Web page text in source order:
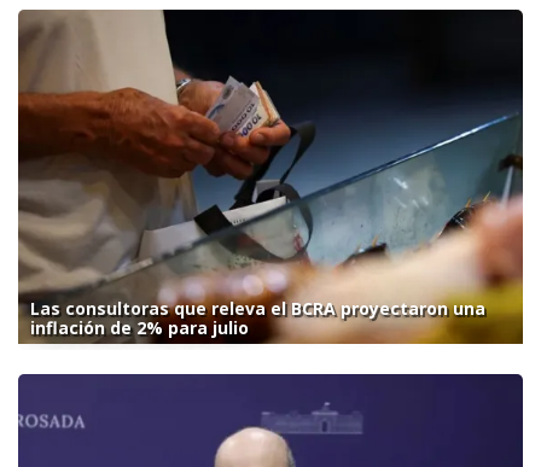
Las consultoras que releva el BCRA proyectaron una
inflación de 2% para julio